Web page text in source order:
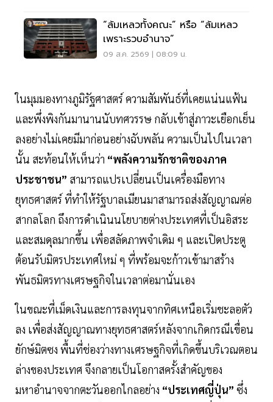
“ล้มเหลวทั้งคณะ” หรือ “ล้มเหลว
เพราะรวบอำนาจ”
09 ส.ค. 2569 | 08:09 น.
ในมุมมองทางภูมิรัฐศาสตร์ ความสัมพันธ์ที่เคยแน่นแฟ้น
และพึ่งพิงกันมานานนับทศวรรษ กลับเข้าสู่ภาวะเยือกเย็น
ลงอย่างไม่เคยมีมาก่อนอย่างฉับพลัน ความเป็นไปในเวลา
นั้น สะท้อนให้เห็นว่า “พลังความรักชาติของภาค
ประชาชน” สามารถแปรเปลี่ยนเป็นเครื่องมือทาง
ยุทธศาสตร์ ที่ทำให้รัฐบาลเมียนมาสามารถส่งสัญญาณต่อ
สากลโลก ถึงการดำเนินนโยบายต่างประเทศที่เป็นอิสระ
และสมดุลมากขึ้น เพื่อสลัดภาพจำเดิม ๆ และเปิดประตู
ต้อนรับมิตรประเทศใหม่ ๆ ที่พร้อมจะก้าวเข้ามาสร้าง
พันธมิตรทางเศรษฐกิจในเวลาต่อมานั่นเอง
ในขณะที่เม็ดเงินและการลงทุนจากทิศเหนือเริ่มชะลอตัว
ลง เพื่อส่งสัญญาณทางยุทธศาสตร์หลังจากเกิดกรณีเขื่อน
ยักษ์มิตซง พื้นที่ช่องว่างทางเศรษฐกิจที่เกิดขึ้นบริเวณตอน
ล่างของประเทศ จึงกลายเป็นโอกาสครั้งสำคัญของ
มหาอำนาจจากตะวันออกไกลอย่าง “ประเทศญี่ปุ่น” ซึ่ง